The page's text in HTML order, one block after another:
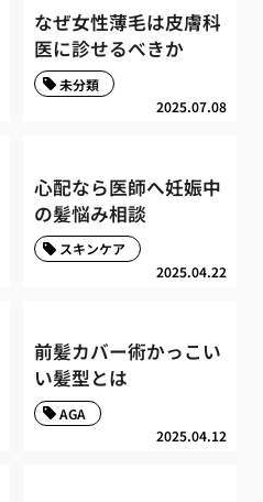
なぜ女性薄毛は皮膚科
医に診せるべきか
2025.07.08
未分類
心配なら医師へ妊娠中
の髪悩み相談
2025.04.22
スキンケア
前髪カバー術かっこい
い髪型とは
2025.04.12
AGA